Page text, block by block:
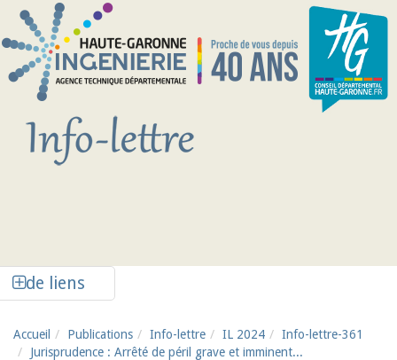
Aller au contenu principal
de liens
Accueil Publications Info-lettre IL 2024
Info-lettre-361
Jurisprudence : Arrêté de péril grave et imminent...